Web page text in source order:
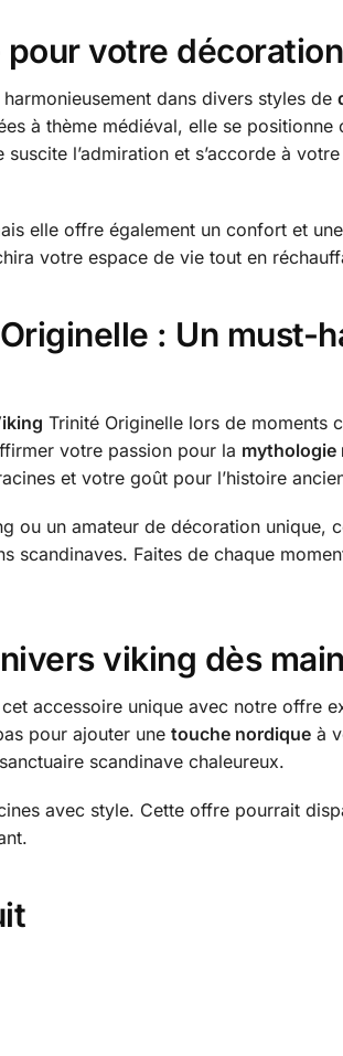
pour votre
dans divers styles de
à thème médiéval, elle se
l’admiration et s’accorde à
elle offre également un confort et
votre espace de vie tout en
: Un must-
Trinité Originelle lors de moments
votre passion pour la mythologie
et votre goût pour l’histoire
ou un amateur de décoration
scandinaves. Faites de chaque
viking dès
accessoire unique avec notre offre
pour ajouter une touche nordiqueà
scandinave chaleureux.
avec style. Cette offre pourrait